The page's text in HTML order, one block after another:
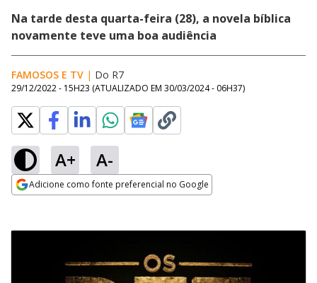
Na tarde desta quarta-feira (28), a novela bíblica
novamente teve uma boa audiência
FAMOSOS E TV | Do R7
29/12/2022 - 15H23 (ATUALIZADO EM 30/03/2024 - 06H37)
A+ A-
Adicione como fonte preferencial no Google